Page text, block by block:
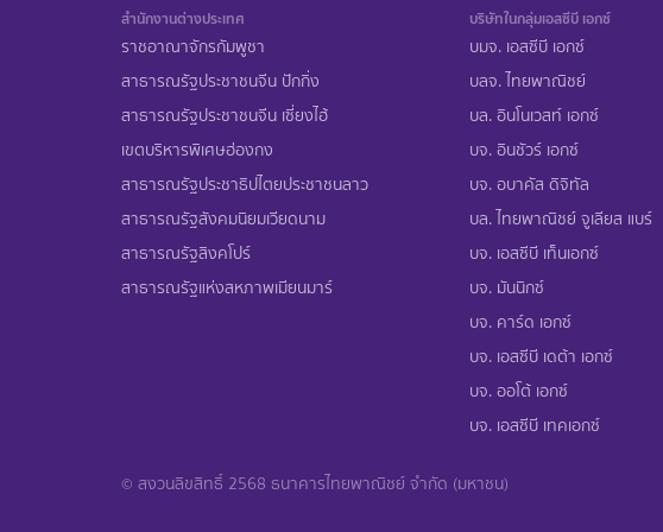
สำนักงานต่างประเทศ
ราชอาณาจักรกัมพูชา
สาธารณรัฐประชาชนจีน ปักกิ่ง
สาธารณรัฐประชาชนจีน เซี่ยงไฮ้
เขตบริหารพิเศษฮ่องกง
สาธารณรัฐประชาธิปไตยประชาชนลาว
สาธารณรัฐสังคมนิยมเวียดนาม
สาธารณรัฐสิงคโปร์
สาธารณรัฐแห่งสหภาพเมียนมาร์
บริษัทในกลุ่มเอสซีบี เอกซ์
บมจ. เอสซีบี เอกซ์
บลจ. ไทยพาณิชย์
บล. อินโนเวสท์ เอกซ์
บจ. อินชัวร์ เอกซ์
บจ. อบาคัส ดิจิทัล
บล. ไทยพาณิชย์ จูเลียส แบร์
บจ. เอสซีบี เท็นเอกซ์
บจ. มันนิกซ์
บจ. คาร์ด เอกซ์
บจ. เอสซีบี เดต้า เอกซ์
บจ. ออโต้ เอกซ์
บจ. เอสซีบี เทคเอกซ์
© สงวนลิขสิทธิ์ 2568 ธนาคารไทยพาณิชย์ จำกัด (มหาชน)